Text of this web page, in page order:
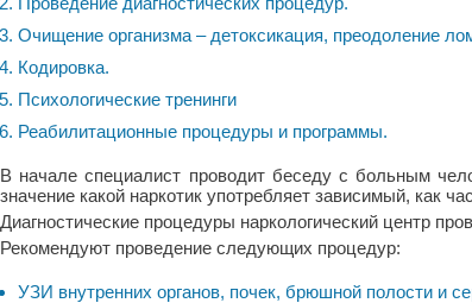
Очищение организма – детоксикация, преодоление
Кодировка.
Психологические тренинги
Реабилитационные процедуры и программы.
В начале специалист проводит беседу с больным
значение какой наркотик употребляет зависимый, как
Диагностические процедуры наркологический центр
Рекомендуют проведение следующих процедур:
УЗИ внутренних органов, почек, брюшной полости и